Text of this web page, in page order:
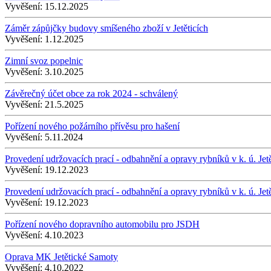
Vyvěšení: 15.12.2025
Záměr zápůjčky budovy smíšeného zboží v Jetěticích
Vyvěšení: 1.12.2025
Zimní svoz popelnic
Vyvěšení: 3.10.2025
Závěrečný účet obce za rok 2024 - schválený
Vyvěšení: 21.5.2025
Pořízení nového požárního přívěsu pro hašení
Vyvěšení: 5.11.2024
Provedení udržovacích prací - odbahnění a opravy rybníků v k. ú.
Vyvěšení: 19.12.2023
Provedení udržovacích prací - odbahnění a opravy rybníků v k. ú.
Vyvěšení: 19.12.2023
Pořízení nového dopravního automobilu pro JSDH
Vyvěšení: 4.10.2023
Oprava MK Jetětické Samoty
Vyvěšení: 4.10.2022